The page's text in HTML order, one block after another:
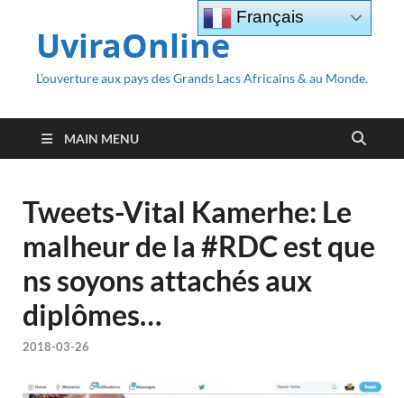
UviraOnline
L’ouverture aux pays des Grands Lacs Africains & au Monde.
MAIN MENU
Tweets-Vital Kamerhe: Le
malheur de la #RDC est que
ns soyons attachés aux
diplômes…
2018-03-26
Français